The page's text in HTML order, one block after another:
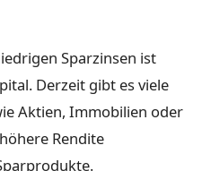
Sparzinsen ist
Derzeit gibt es viele
Aktien, Immobilien oder
Rendite